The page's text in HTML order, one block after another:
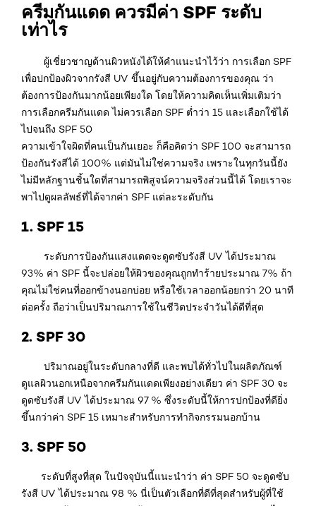
ครีมกันแดด ควรมีค่า SPF ระดับ
เท่าไร
ผู้เชี่ยวชาญด้านผิวหนังได้ให้คำแนะนำไว้ว่า การเลือก SPF
เพื่อปกป้องผิวจากรังสี UV ขึ้นอยู่กับความต้องการของคุณ ว่า
ต้องการป้องกันมากน้อยเพียงใด โดยให้ความคิดเห็นเพิ่มเติมว่า
การเลือกครีมกันแดด ไม่ควรเลือก SPF ต่ำว่า 15 และเลือกใช้ได้
ไปจนถึง SPF 50
ความเข้าใจผิดที่คนเป็นกันเยอะ ก็คือคิดว่า SPF 100 จะสามารถ
ป้องกันรังสีได้ 100% แต่มันไม่ใช่ความจริง เพราะในทุกวันนี้ยัง
ไม่มีหลักฐานชิ้นใดที่สามารถพิสูจน์ความจริงส่วนนี้ได้ โดยเราจะ
พาไปดูผลลัพธ์ที่ได้จากค่า SPF แต่ละระดับกัน
1. SPF 15
ระดับการป้องกันแสงแดดจะดูดซับรังสี UV ได้ประมาณ
93% ค่า SPF นี้จะปล่อยให้ผิวของคุณถูกทำร้ายประมาณ 7% ถ้า
คุณไม่ใช่คนที่ออกข้างนอกบ่อย หรือใช้เวลาออกน้อยกว่า 20 นาที
ต่อครั้ง ถือว่าเป็นปริมาณการใช้ในชีวิตประจำวันได้ดีที่สุด
2. SPF 30
ปริมาณอยู่ในระดับกลางที่ดี และพบได้ทั่วไปในผลิตภัณฑ์
ดูแลผิวนอกเหนือจากครีมกันแดดเพียงอย่างเดียว ค่า SPF 30 จะ
ดูดซับรังสี UV ได้ประมาณ 97 % ซึ่งระดับนี้ให้การปกป้องที่ดียิ่ง
ขึ้นกว่าค่า SPF 15 เหมาะสำหรับการทำกิจกรรมนอกบ้าน
3. SPF 50
ระดับที่สูงที่สุด ในปัจจุบันนี้แนะนำว่า ค่า SPF 50 จะดูดซับ
รังสี UV ได้ประมาณ 98 % นี่เป็นตัวเลือกที่ดีที่สุดสำหรับผู้ที่ใช้